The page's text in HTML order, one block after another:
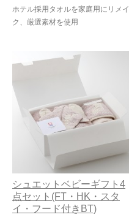
ホテル採用タオルを家庭用にリメイ
ク、厳選素材を使用
シュエットベビーギフト4
点セット(FT・HK・スタ
イ・フード付きBT)